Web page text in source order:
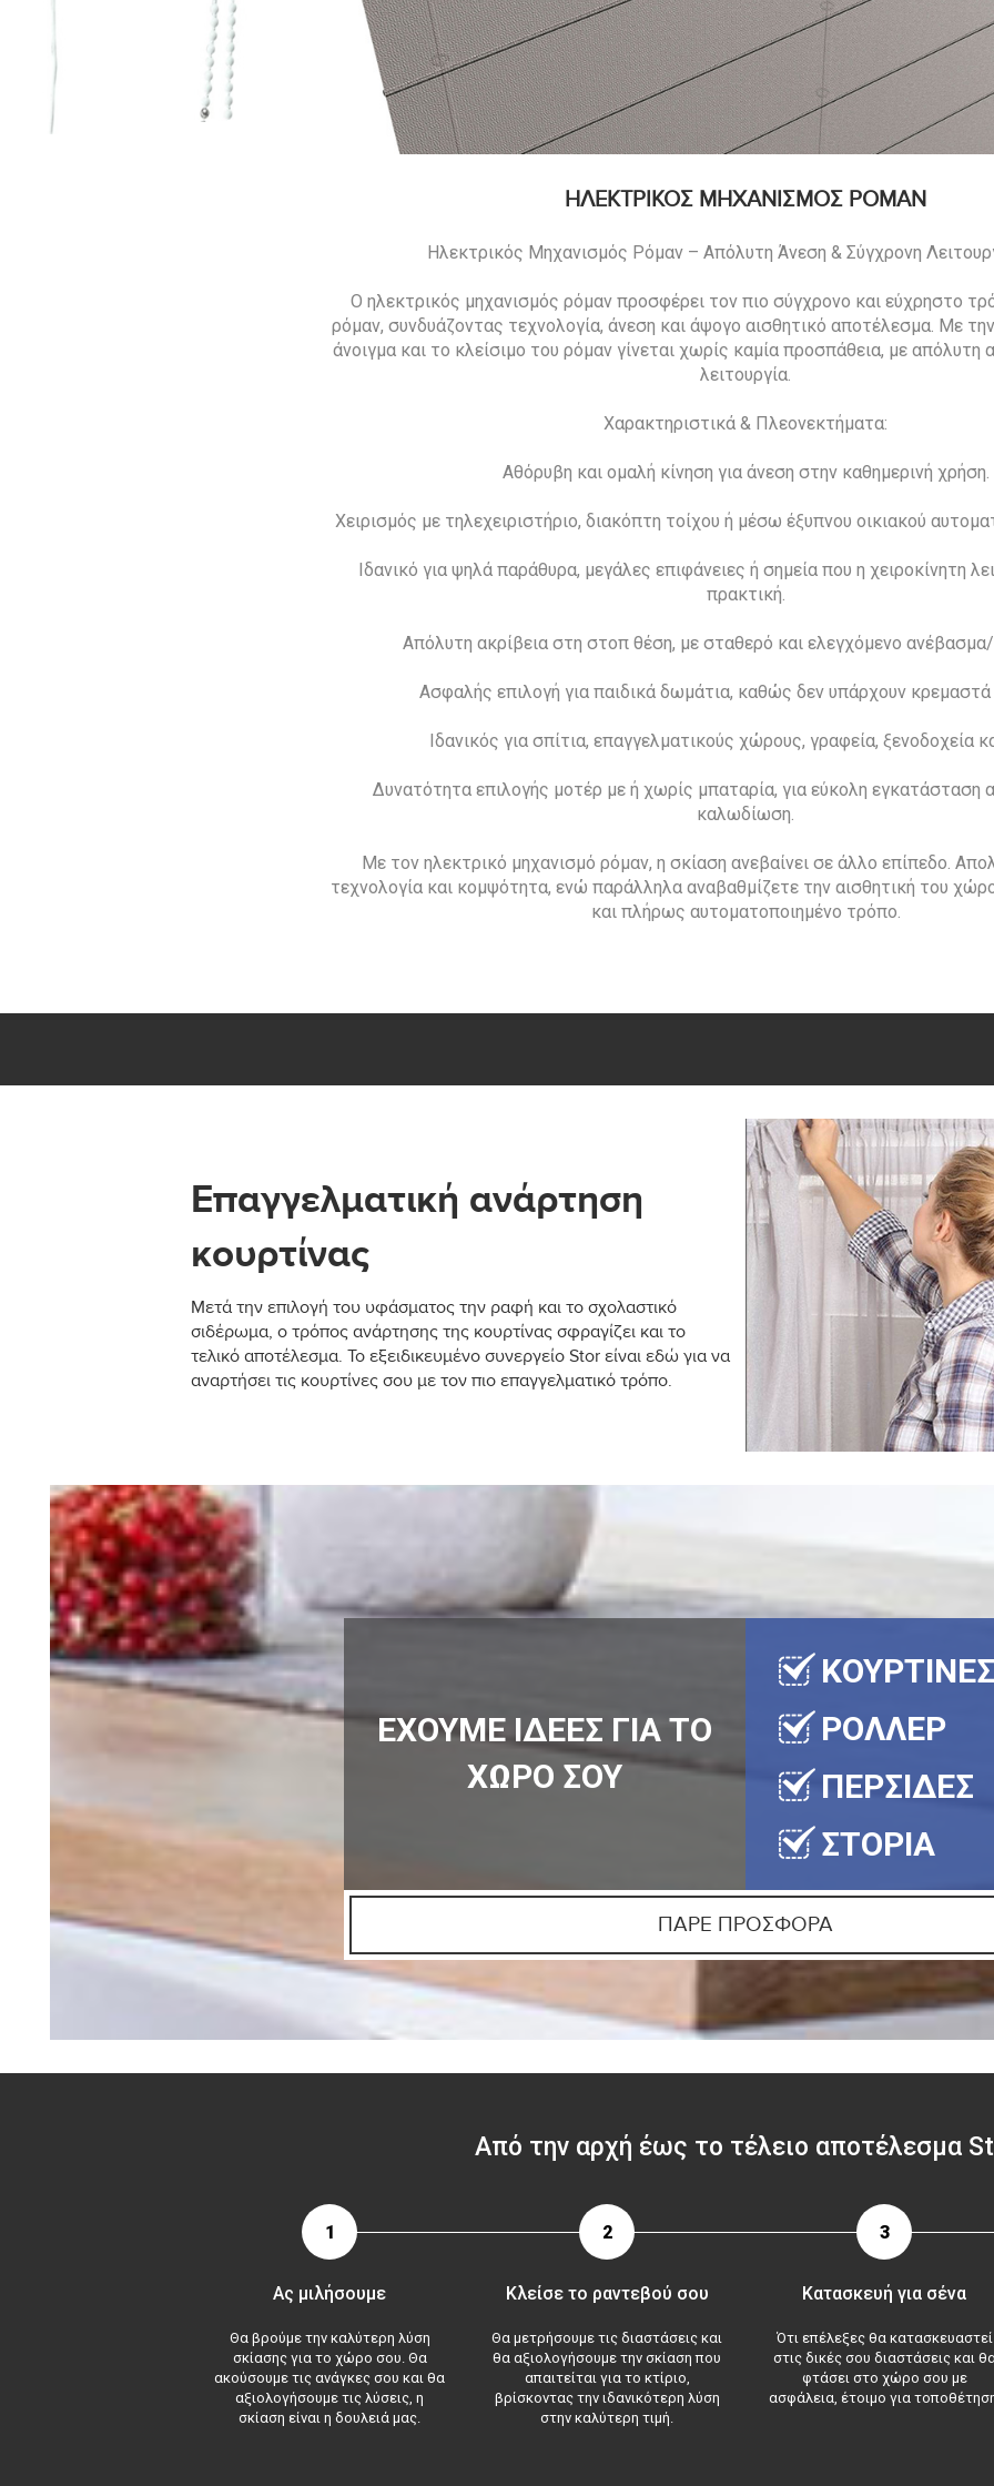
ΗΛΕΚΤΡΙΚΟΣ ΜΗΧΑΝΙΣΜΟΣ ΡΟΜΑΝ
Ηλεκτρικός Μηχανισμός Ρόμαν – Απόλυτη Άνεση & Σύγχρονη
Ο ηλεκτρικός μηχανισμός ρόμαν προσφέρει τον πιο σύγχρονο και εύχρηστο
ρόμαν, συνδυάζοντας τεχνολογία, άνεση και άψογο αισθητικό αποτέλεσμα. Με
άνοιγμα και το κλείσιμο του ρόμαν γίνεται χωρίς καμία προσπάθεια, με απόλυτη
λειτουργία.
Χαρακτηριστικά & Πλεονεκτήματα:
Αθόρυβη και ομαλή κίνηση για άνεση στην καθημερινή χρήση.
Χειρισμός με τηλεχειριστήριο, διακόπτη τοίχου ή μέσω έξυπνου οικιακού
Ιδανικό για ψηλά παράθυρα, μεγάλες επιφάνειες ή σημεία που η χειροκίνητη
πρακτική.
Απόλυτη ακρίβεια στη στοπ θέση, με σταθερό και ελεγχόμενο
Ασφαλής επιλογή για παιδικά δωμάτια, καθώς δεν υπάρχουν κρεμαστά
Ιδανικός για σπίτια, επαγγελματικούς χώρους, γραφεία, ξενοδοχεία
Δυνατότητα επιλογής μοτέρ με ή χωρίς μπαταρία, για εύκολη εγκατάσταση
καλωδίωση.
Με τον ηλεκτρικό μηχανισμό ρόμαν, η σκίαση ανεβαίνει σε άλλο επίπεδο.
τεχνολογία και κομψότητα, ενώ παράλληλα αναβαθμίζετε την αισθητική του
και πλήρως αυτοματοποιημένο τρόπο.
Επαγγελματική ανάρτηση
κουρτίνας
Μετά την επιλογή του υφάσματος την ραφή και το σχολαστικό
σιδέρωμα, ο τρόπος ανάρτησης της κουρτίνας σφραγίζει και το
τελικό αποτέλεσμα. Το εξειδικευμένο συνεργείο Stor είναι εδώ για να
αναρτήσει τις κουρτίνες σου με τον πιο επαγγελματικό τρόπο.
ΕΧΟΥΜΕ ΙΔΕΕΣ ΓΙΑ ΤΟ
ΧΩΡΟ ΣΟΥ
ΚΟΥΡΤΙΝΕΣ
ΡΟΛΛΕΡ
ΠΕΡΣΙΔΕΣ
ΣΤΟΡΙΑ
ΠΑΡΕ ΠΡΟΣΦΟΡΑ
Από την αρχή έως το τέλειο αποτέλεσμα
1
Ας μιλήσουμε
Θα βρούμε την καλύτερη λύση
σκίασης για το χώρο σου. Θα
ακούσουμε τις ανάγκες σου και θα
αξιολογήσουμε τις λύσεις, η
σκίαση είναι η δουλειά μας.
2
Κλείσε το ραντεβού σου
Θα μετρήσουμε τις διαστάσεις και
θα αξιολογήσουμε την σκίαση που
απαιτείται για το κτίριο,
βρίσκοντας την ιδανικότερη λύση
στην καλύτερη τιμή.
3
Κατασκευή για σένα
Ότι επέλεξες θα κατασκευαστεί
στις δικές σου διαστάσεις και
φτάσει στο χώρο σου με
ασφάλεια, έτοιμο για